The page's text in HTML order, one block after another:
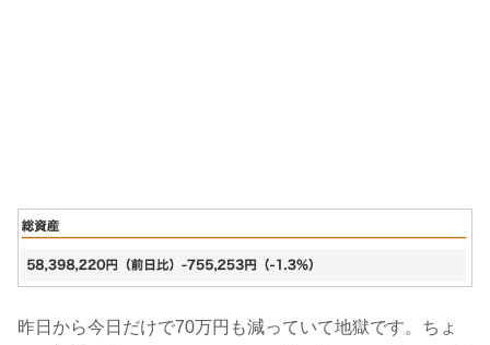
昨日から今日だけで70万円も減っていて地獄です。ちょ